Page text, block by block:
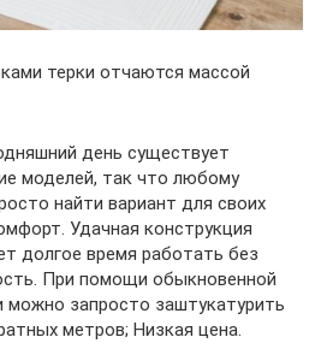
терки отчаются массой
день существует
моделей, так что любому
найти вариант для своих
Удачная конструкция
долгое время работать без
При помощи обыкновенной
можно запросто заштукатурить
метров; Низкая цена.